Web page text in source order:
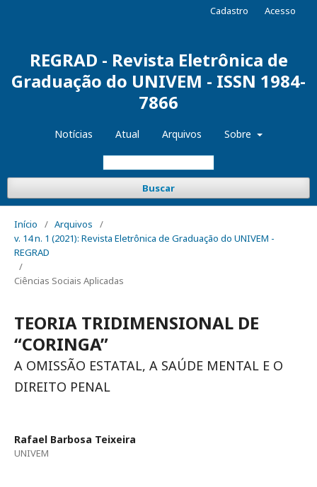
REGRAD - Revista Eletrônica de
Graduação do UNIVEM - ISSN 1984-
7866
Notícias Atual Arquivos Sobre
Buscar
Cadastro Acesso
Início / Arquivos
/
v. 14 n. 1 (2021): Revista Eletrônica de Graduação do UNIVEM -
REGRAD
/
Ciências Sociais Aplicadas
TEORIA TRIDIMENSIONAL DE
“CORINGA”
A OMISSÃO ESTATAL, A SAÚDE MENTAL E O
DIREITO PENAL
Rafael Barbosa Teixeira
UNIVEM